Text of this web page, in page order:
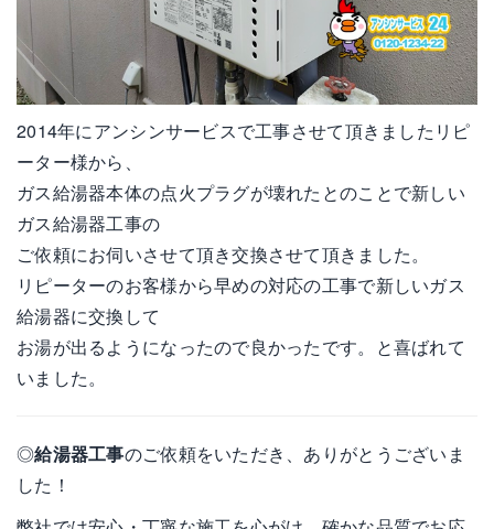
2014年にアンシンサービスで工事させて頂きましたリピ
ーター様から、
ガス給湯器本体の点火プラグが壊れたとのことで新しい
ガス給湯器工事の
ご依頼にお伺いさせて頂き交換させて頂きました。
リピーターのお客様から早めの対応の工事で新しいガス
給湯器に交換して
お湯が出るようになったので良かったです。と喜ばれて
いました。
◎給湯器工事のご依頼をいただき、ありがとうございま
した！